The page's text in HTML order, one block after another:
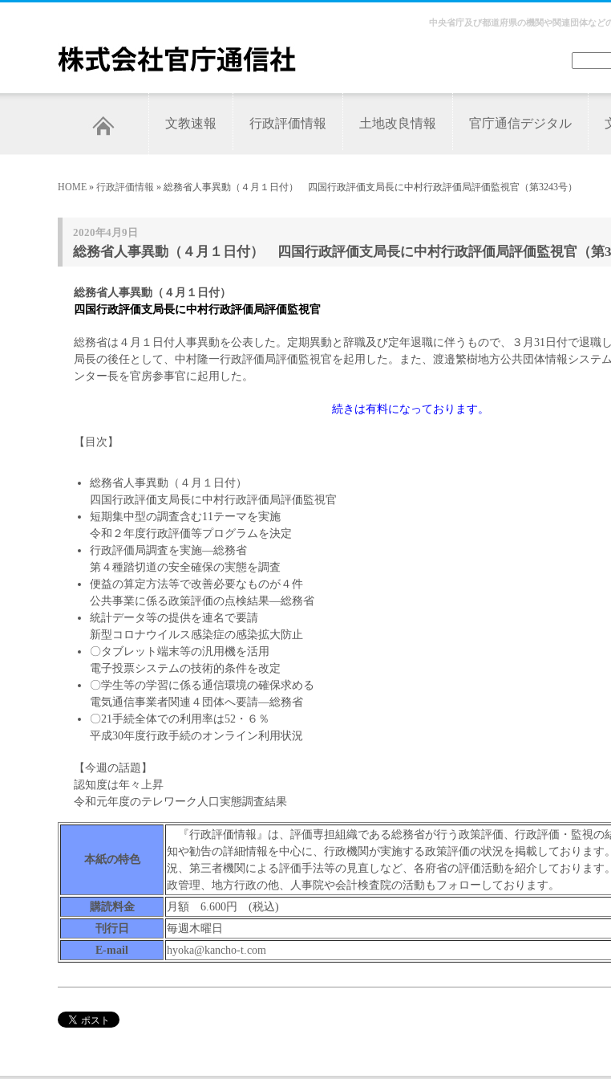
中央省庁及び都道府県の機関や関連団体など
文教速報 行政評価情報 土地改良情報 官庁通信デジタル
HOME » 行政評価情報 » 総務省人事異動（４月１日付） 四国行政評価支局長に中村行政評価局評価監視官（第3243号）
2020年4月9日
総務省人事異動（４月１日付） 四国行政評価支局長に中村行政評価局評価監視官（第
総務省人事異動（４月１日付）
四国行政評価支局長に中村行政評価局評価監視官
総務省は４月１日付人事異動を公表した。定期異動と辞職及び定年退職に伴うもので、３月31日付で退職
局長の後任として、中村隆一行政評価局評価監視官を起用した。また、渡邉繁樹地方公共団体情報システ
ンター長を官房参事官に起用した。
続きは有料になっております。
【目次】
総務省人事異動（４月１日付）
四国行政評価支局長に中村行政評価局評価監視官
短期集中型の調査含む11テーマを実施
令和２年度行政評価等プログラムを決定
行政評価局調査を実施―総務省
第４種踏切道の安全確保の実態を調査
便益の算定方法等で改善必要なものが４件
公共事業に係る政策評価の点検結果―総務省
統計データ等の提供を連名で要請
新型コロナウイルス感染症の感染拡大防止
〇タブレット端末等の汎用機を活用
電子投票システムの技術的条件を改定
〇学生等の学習に係る通信環境の確保求める
電気通信事業者関連４団体へ要請―総務省
〇21手続全体での利用率は52・６％
平成30年度行政手続のオンライン利用状況
【今週の話題】
認知度は年々上昇
令和元年度のテレワーク人口実態調査結果
本紙の特色
『行政評価情報』は、評価専担組織である総務省が行う政策評価、行政評価・監視の
知や勧告の詳細情報を中心に、行政機関が実施する政策評価の状況を掲載しております
況、第三者機関による評価手法等の見直しなど、各府省の評価活動を紹介しております
政管理、地方行政の他、人事院や会計検査院の活動もフォローしております。
購読料金
月額 6.600円 (税込)
刊行日
毎週木曜日
E-mail
hyoka@kancho-t.com